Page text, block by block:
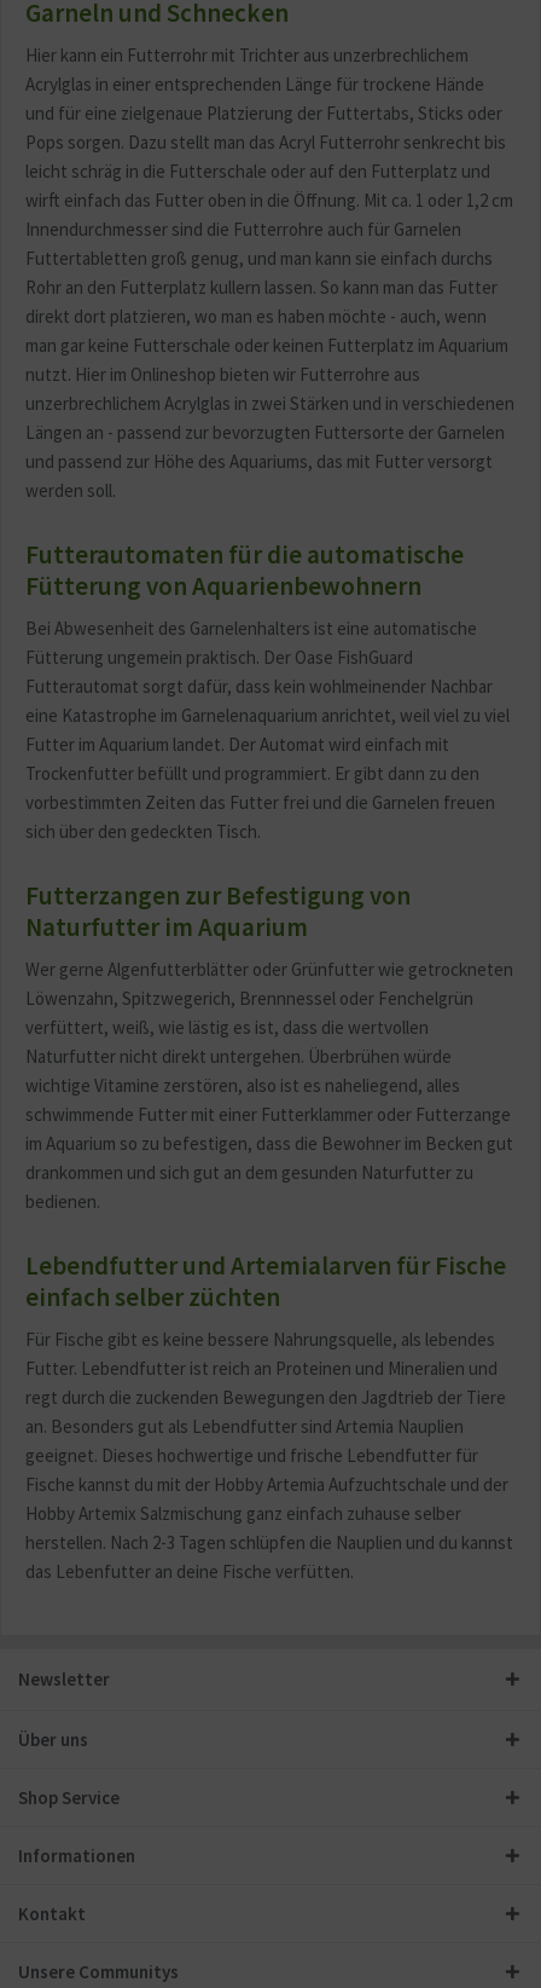
Garneln und Schnecken
Hier kann ein Futterrohr mit Trichter aus unzerbrechlichem
Acrylglas in einer entsprechenden Länge für trockene Hände
und für eine zielgenaue Platzierung der Futtertabs, Sticks oder
Pops sorgen. Dazu stellt man das Acryl Futterrohr senkrecht bis
leicht schräg in die Futterschale oder auf den Futterplatz und
wirft einfach das Futter oben in die Öffnung. Mit ca. 1 oder 1,2 cm
Innendurchmesser sind die Futterrohre auch für Garnelen
Futtertabletten groß genug, und man kann sie einfach durchs
Rohr an den Futterplatz kullern lassen. So kann man das Futter
direkt dort platzieren, wo man es haben möchte - auch, wenn
man gar keine Futterschale oder keinen Futterplatz im Aquarium
nutzt. Hier im Onlineshop bieten wir Futterrohre aus
unzerbrechlichem Acrylglas in zwei Stärken und in verschiedenen
Längen an - passend zur bevorzugten Futtersorte der Garnelen
und passend zur Höhe des Aquariums, das mit Futter versorgt
werden soll.
Futterautomaten für die automatische
Fütterung von Aquarienbewohnern
Bei Abwesenheit des Garnelenhalters ist eine automatische
Fütterung ungemein praktisch. Der Oase FishGuard
Futterautomat sorgt dafür, dass kein wohlmeinender Nachbar
eine Katastrophe im Garnelenaquarium anrichtet, weil viel zu viel
Futter im Aquarium landet. Der Automat wird einfach mit
Trockenfutter befüllt und programmiert. Er gibt dann zu den
vorbestimmten Zeiten das Futter frei und die Garnelen freuen
sich über den gedeckten Tisch.
Futterzangen zur Befestigung von
Naturfutter im Aquarium
Wer gerne Algenfutterblätter oder Grünfutter wie getrockneten
Löwenzahn, Spitzwegerich, Brennnessel oder Fenchelgrün
verfüttert, weiß, wie lästig es ist, dass die wertvollen
Naturfutter nicht direkt untergehen. Überbrühen würde
wichtige Vitamine zerstören, also ist es naheliegend, alles
schwimmende Futter mit einer Futterklammer oder Futterzange
im Aquarium so zu befestigen, dass die Bewohner im Becken gut
drankommen und sich gut an dem gesunden Naturfutter zu
bedienen.
Lebendfutter und Artemialarven für Fische
einfach selber züchten
Für Fische gibt es keine bessere Nahrungsquelle, als lebendes
Futter. Lebendfutter ist reich an Proteinen und Mineralien und
regt durch die zuckenden Bewegungen den Jagdtrieb der Tiere
an. Besonders gut als Lebendfutter sind Artemia Nauplien
geeignet. Dieses hochwertige und frische Lebendfutter für
Fische kannst du mit der Hobby Artemia Aufzuchtschale und der
Hobby Artemix Salzmischung ganz einfach zuhause selber
herstellen. Nach 2-3 Tagen schlüpfen die Nauplien und du kannst
das Lebenfutter an deine Fische verfütten.
Newsletter
Über uns
Shop Service
Informationen
Kontakt
Unsere Communitys